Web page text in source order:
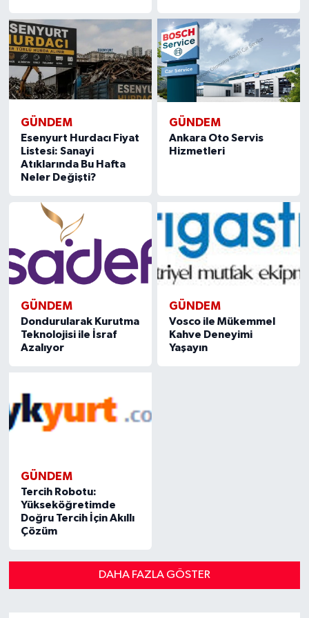
GÜNDEM
Esenyurt Hurdacı Fiyat
Listesi: Sanayi
Atıklarında Bu Hafta
Neler Değişti?
GÜNDEM
Ankara Oto Servis
Hizmetleri
GÜNDEM
Dondurularak Kurutma
Teknolojisi ile İsraf
Azalıyor
GÜNDEM
Vosco ile Mükemmel
Kahve Deneyimi
Yaşayın
GÜNDEM
Tercih Robotu:
Yükseköğretimde
Doğru Tercih İçin Akıllı
Çözüm
DAHA FAZLA GÖSTER